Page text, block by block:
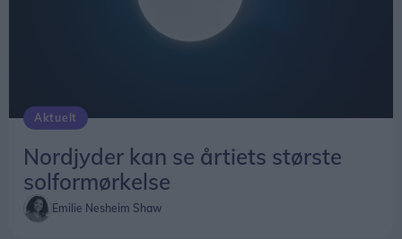
Aktuelt
Nordjyder kan se årtiets største
solformørkelse
Emilie Nesheim Shaw